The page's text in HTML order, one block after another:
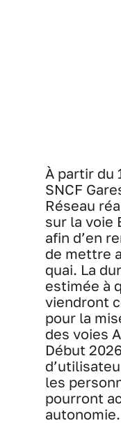
À partir du
SNCF
Réseau
sur la voie
afin d’en
de mettre
quai. La
estimée à
viendront
pour la
des voies
Début
les
pourront
autonomie.